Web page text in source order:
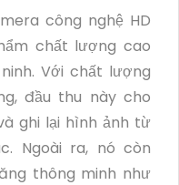
công nghệ HD
chất lượng cao
Với chất lượng
đầu thu này cho
ghi lại hình ảnh từ
Ngoài ra, nó còn
thông minh như